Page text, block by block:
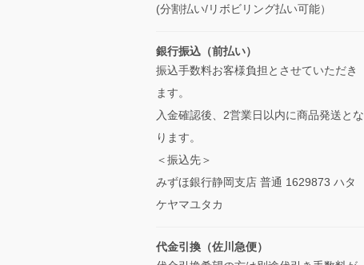
(分割払い/リボビリング払い可能）
銀行振込（前払い）
振込手数料お客様負担とさせていただき
ます。
入金確認後、2営業日以内に商品発送とな
ります。
＜振込先＞
みずほ銀行静岡支店 普通 1629873 ハタ
ケヤマユタカ
代金引換（佐川急便）